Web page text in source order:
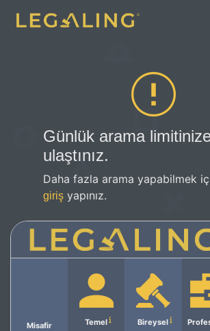
Günlük arama
ulaştınız.
Daha fazla arama yapabilmek
giriş yapınız.
Misafir Temel Bireysel